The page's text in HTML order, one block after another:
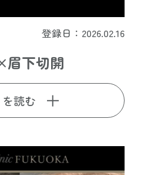
登録日：2026.02.16
眉下切開
読む